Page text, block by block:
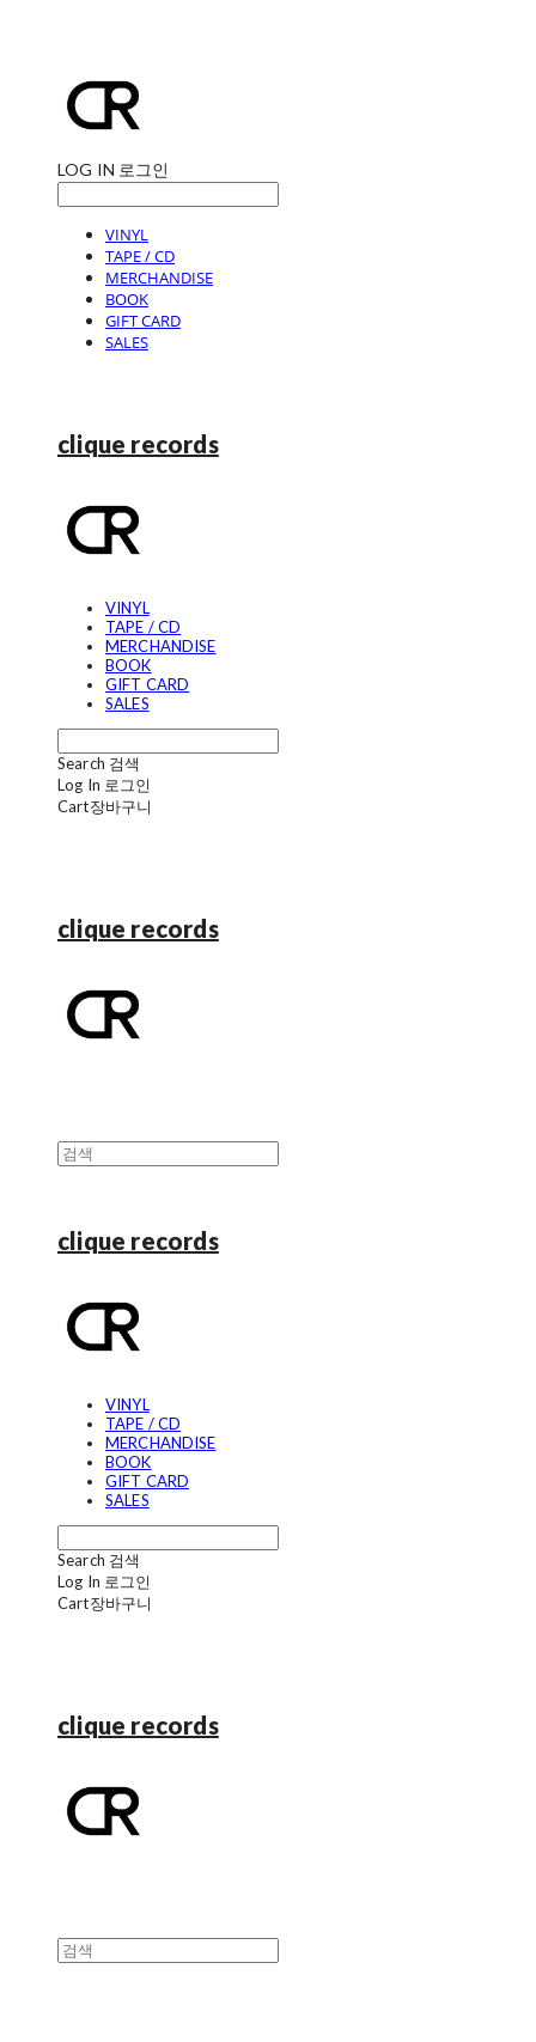
LOG IN 로그인
VINYL
TAPE / CD
MERCHANDISE
BOOK
GIFT CARD
SALES
clique records
VINYL
TAPE / CD
MERCHANDISE
BOOK
GIFT CARD
SALES
Search 검색
Log In 로그인
Cart장바구니
clique records
clique records
VINYL
TAPE / CD
MERCHANDISE
BOOK
GIFT CARD
SALES
Search 검색
Log In 로그인
Cart장바구니
clique records